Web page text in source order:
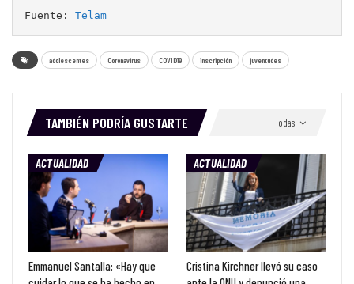
Fuente: Telam
adolescentes Coronavirus COVID19 inscripción juventudes
Todas
TAMBIÉN PODRÍA GUSTARTE
ACTUALIDAD
Emmanuel Santalla: «Hay que
ACTUALIDAD
Cristina Kirchner llevó su caso